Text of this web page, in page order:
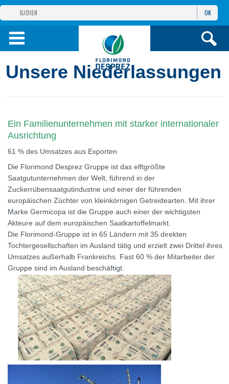
GRUPPE
PRODUKTE
OK
Unsere Niederlassungen
Ein Familienunternehmen mit starker internationaler
Ausrichtung
61 % des Umsatzes aus Exporten
Die Florimond Desprez Gruppe ist das elftgrößte
Saatgutunternehmen der Welt, führend in der
Zuckerrübensaatgutindustrie und einer der führenden
europäischen Züchter von kleinkörnigen Getreidearten. Mit ihrer
Marke Germicopa ist die Gruppe auch einer der wichtigsten
Akteure auf dem europäischen Saatkartoffelmarkt.
Die Florimond-Gruppe ist in 65 Ländern mit 35 direkten
Tochtergesellschaften im Ausland tätig und erzielt zwei Drittel ihres
Umsatzes außerhalb Frankreichs. Fast 60 % der Mitarbeiter der
Gruppe sind im Ausland beschäftigt.